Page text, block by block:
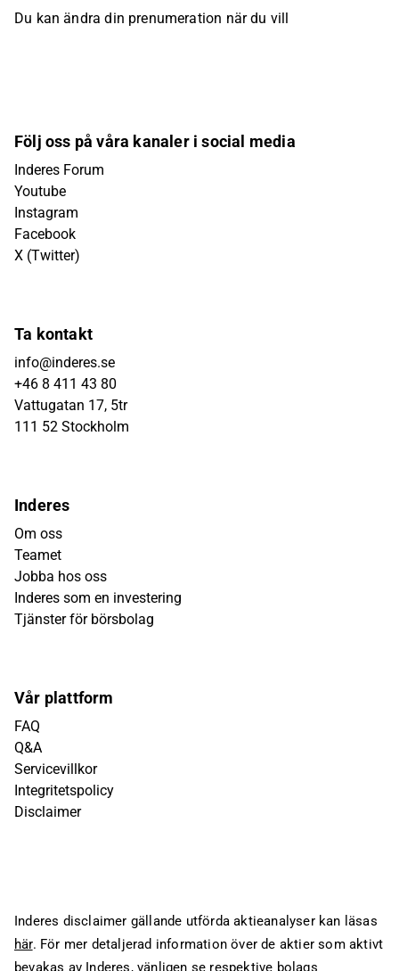
Du kan ändra din prenumeration när du vill
Följ oss på våra kanaler i social media
Inderes Forum
Youtube
Instagram
Facebook
X (Twitter)
Ta kontakt
info@inderes.se
+46 8 411 43 80
Vattugatan 17, 5tr
111 52 Stockholm
Inderes
Om oss
Teamet
Jobba hos oss
Inderes som en investering
Tjänster för börsbolag
Vår plattform
FAQ
Q&A
Servicevillkor
Integritetspolicy
Disclaimer
Inderes disclaimer gällande utförda aktieanalyser kan läsas
här. För mer detaljerad information över de aktier som aktivt
bevakas av Inderes, vänligen se respektive bolags